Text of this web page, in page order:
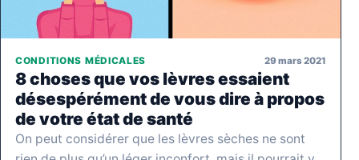
CONDITIONS MÉDICALES 29 mars 2021
8 choses que vos lèvres essaient
désespérément de vous dire à propos
de votre état de santé
On peut considérer que les lèvres sèches ne sont